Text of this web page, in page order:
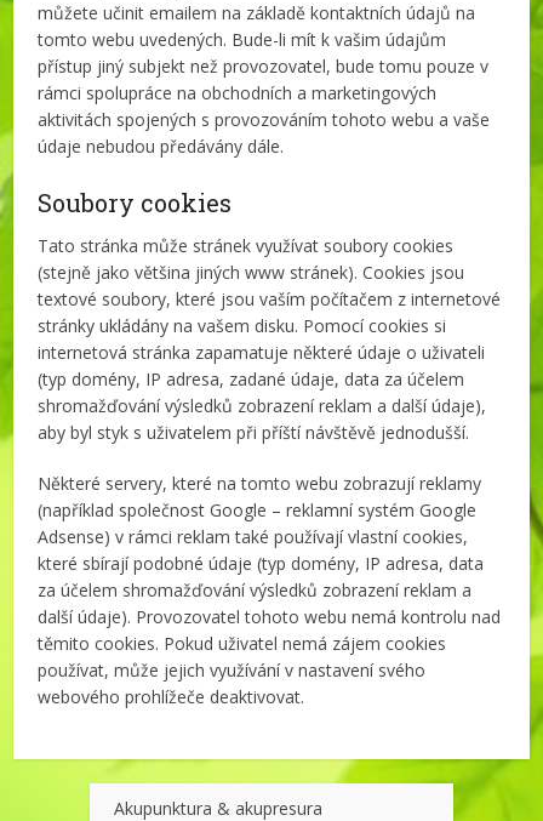
můžete učinit emailem na základě kontaktních údajů na
tomto webu uvedených. Bude-li mít k vašim údajům
přístup jiný subjekt než provozovatel, bude tomu pouze v
rámci spolupráce na obchodních a marketingových
aktivitách spojených s provozováním tohoto webu a vaše
údaje nebudou předávány dále.
Soubory cookies
Tato stránka může stránek využívat soubory cookies
(stejně jako většina jiných www stránek). Cookies jsou
textové soubory, které jsou vaším počítačem z internetové
stránky ukládány na vašem disku. Pomocí cookies si
internetová stránka zapamatuje některé údaje o uživateli
(typ domény, IP adresa, zadané údaje, data za účelem
shromažďování výsledků zobrazení reklam a další údaje),
aby byl styk s uživatelem při příští návštěvě jednodušší.
Některé servery, které na tomto webu zobrazují reklamy
(například společnost Google – reklamní systém Google
Adsense) v rámci reklam také používají vlastní cookies,
které sbírají podobné údaje (typ domény, IP adresa, data
za účelem shromažďování výsledků zobrazení reklam a
další údaje). Provozovatel tohoto webu nemá kontrolu nad
těmito cookies. Pokud uživatel nemá zájem cookies
používat, může jejich využívání v nastavení svého
webového prohlížeče deaktivovat.
Akupunktura & akupresura